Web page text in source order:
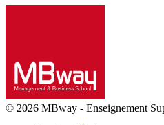
© 2026 MBway - Enseignement